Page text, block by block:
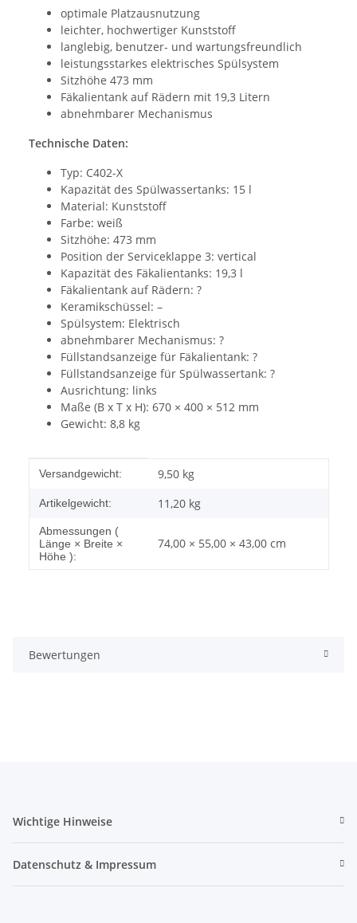
optimale Platzausnutzung
leichter, hochwertiger Kunststoff
langlebig, benutzer- und wartungsfreundlich
leistungsstarkes elektrisches Spülsystem
Sitzhöhe 473 mm
Fäkalientank auf Rädern mit 19,3 Litern
abnehmbarer Mechanismus
Technische Daten:
Typ: C402-X
Kapazität des Spülwassertanks: 15 l
Material: Kunststoff
Farbe: weiß
Sitzhöhe: 473 mm
Position der Serviceklappe 3: vertical
Kapazität des Fäkalientanks: 19,3 l
Fäkalientank auf Rädern: ?
Keramikschüssel: –
Spülsystem: Elektrisch
abnehmbarer Mechanismus: ?
Füllstandsanzeige für Fäkalientank: ?
Füllstandsanzeige für Spülwassertank: ?
Ausrichtung: links
Maße (B x T x H): 670 × 400 × 512 mm
Gewicht: 8,8 kg
Produkteigenschaft
Wert
Versandgewicht: 9,50 kg
Artikelgewicht: 11,20 kg
Abmessungen (
Länge × Breite ×
Höhe ):
74,00 × 55,00 × 43,00 cm
Bewertungen
Wichtige Hinweise
Datenschutz & Impressum